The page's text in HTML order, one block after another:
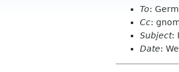
To:
Cc:
Subject:
Date: